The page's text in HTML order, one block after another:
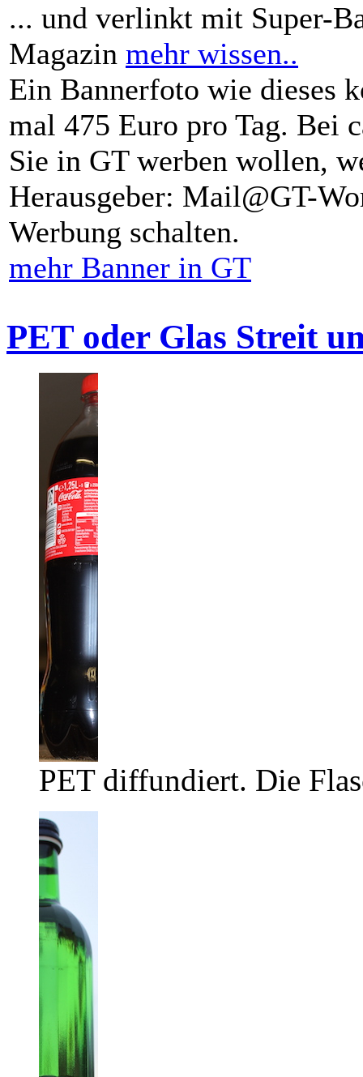
... und verlinkt mit Super-
Magazin mehr wissen..
Ein Bannerfoto wie dieses
mal 475 Euro pro Tag. Bei
Sie in GT werben wollen,
Herausgeber: Mail@GT-
Werbung schalten.
mehr Banner in GT
PET oder Glas Streit
PET diffundiert. Die